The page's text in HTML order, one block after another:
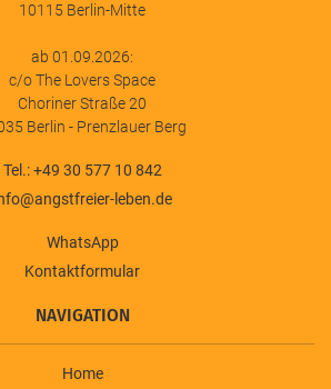
10115 Berlin-Mitte
ab 01.09.2026:
c/o The Lovers Space
Choriner Straße 20
Berlin - Prenzlauer Berg
Tel.: +49 30 577 10 842
leben.de
WhatsApp
Kontaktformular
NAVIGATION
Home